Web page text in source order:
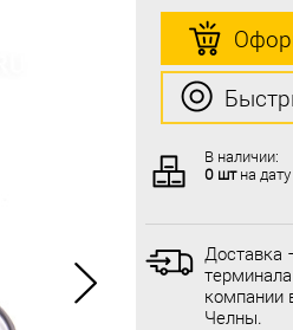
В наличии:
0 штна дату
Доставка
компании
Челны.